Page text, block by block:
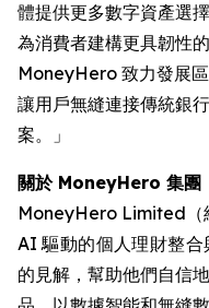
體提供更多數字資產選
為消費者建構更具韌性
MoneyHero 致力發展
讓用戶無縫連接傳統銀
案。」
關於 MoneyHero 集團
MoneyHero Limited（
AI 驅動的個人理財整
的見解，幫助他們自信